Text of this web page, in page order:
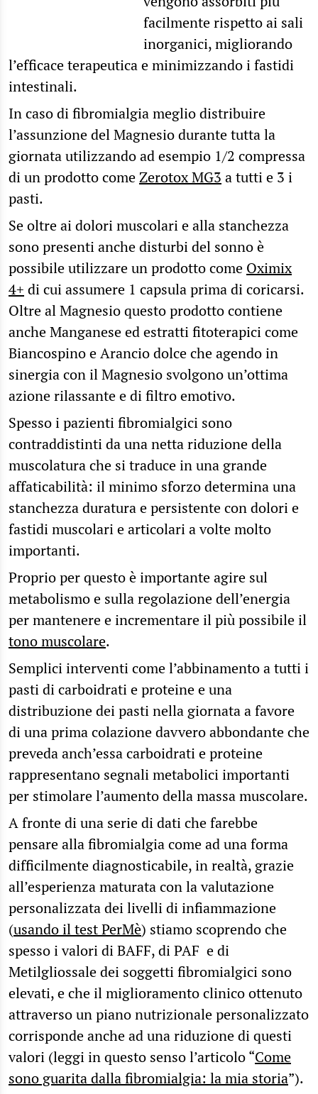
facilmente rispetto ai sali
inorganici, migliorando
l’efficace terapeutica e minimizzando i fastidi
intestinali.
In caso di fibromialgia meglio distribuire
l’assunzione del Magnesio durante tutta la
giornata utilizzando ad esempio 1/2 compressa
di un prodotto comeZerotox MG3 a tutti e 3 i
pasti.
Se oltre ai dolori muscolari e alla stanchezza
sono presenti anche disturbi del sonno è
possibile utilizzare un prodotto come Oximix
4+ di cui assumere 1 capsula prima di coricarsi.
Oltre al Magnesio questo prodotto contiene
anche Manganese ed estratti fitoterapici come
Biancospino e Arancio dolce che agendo in
sinergia con il Magnesio svolgono un’ottima
azione rilassante e di filtro emotivo.
Spesso i pazienti fibromialgici sono
contraddistinti da una netta riduzione della
muscolatura che si traduce in una grande
affaticabilità: il minimo sforzo determina una
stanchezza duratura e persistente con dolori e
fastidi muscolari e articolari a volte molto
importanti.
Proprio per questo è importante agire sul
metabolismo e sulla regolazione dell’energia
per mantenere e incrementare il più possibile il
tono muscolare.
Semplici interventi come l’abbinamento a tutti i
pasti di carboidrati e proteine e una
distribuzione dei pasti nella giornata a favore
di una prima colazione davvero abbondante che
preveda anch’essa carboidrati e proteine
rappresentano segnali metabolici importanti
per stimolare l’aumento della massa muscolare.
A fronte di una serie di dati che farebbe
pensare alla fibromialgia come ad una forma
difficilmente diagnosticabile, in realtà, grazie
all’esperienza maturata con la valutazione
personalizzata dei livelli di infiammazione
(usando il test PerMè) stiamo scoprendo che
spesso i valori di BAFF, di PAF e di
Metilgliossale dei soggetti fibromialgici sono
elevati, e che il miglioramento clinico ottenuto
attraverso un piano nutrizionale personalizzato
corrisponde anche ad una riduzione di questi
valori (leggi in questo senso l’articolo “Come
sono guarita dalla fibromialgia: la mia storia”).